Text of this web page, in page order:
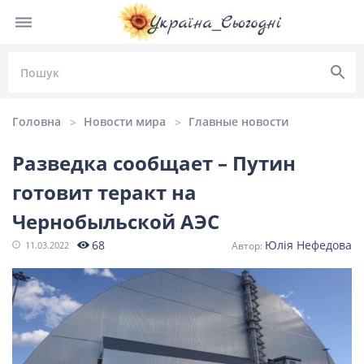
НОВИНИ УКРАЇНИ
Головні
Політика Львів
Одеса
Головна Новости мира Главные новости
Разведка сообщает – Путин
готовит теракт на
Чернобыльской АЭС
11.03.2022 68 Юлія Нефедова